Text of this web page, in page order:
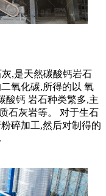
,是天然碳酸钙岩石
氧化碳,所得的以 氧
酸钙 岩石种类繁多,主
石灰岩等。 对于生石
碎加工,然后对制得的